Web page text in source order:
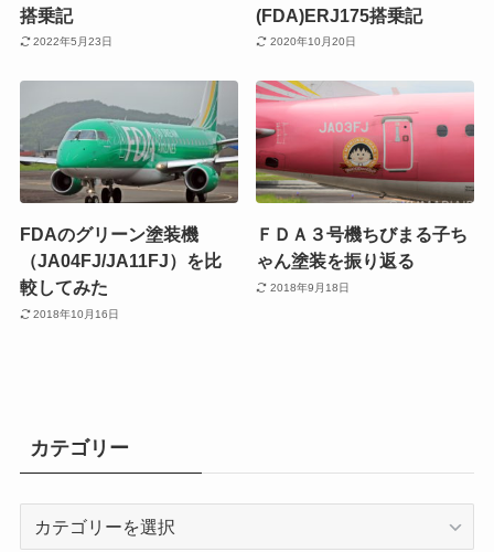
搭乗記
2022年5月23日
(FDA)ERJ175搭乗記
2020年10月20日
FDAのグリーン塗装機
（JA04FJ/JA11FJ）を比
較してみた
2018年10月16日
ＦＤＡ３号機ちびまる子ち
ゃん塗装を振り返る
2018年9月18日
カテゴリー